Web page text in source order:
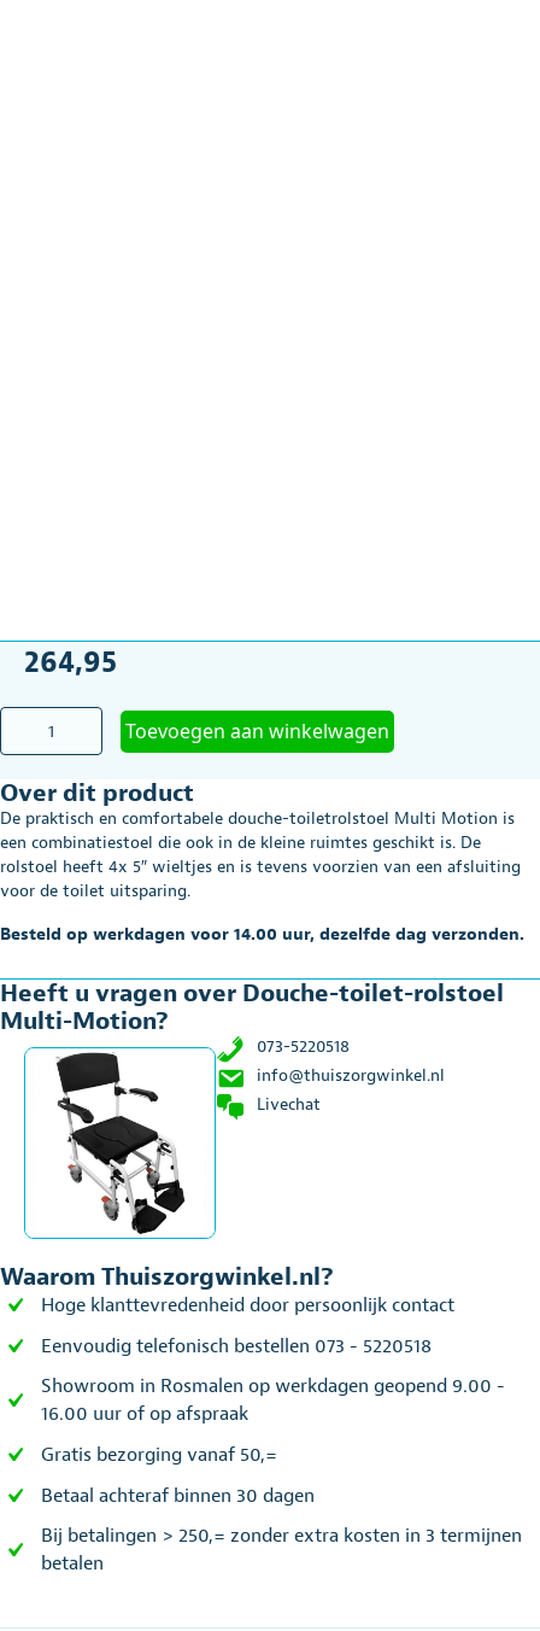
264,95
Douche-
Multi-
Motion
aantal
Toevoegen aan winkelwagen
Over dit product
De praktisch en comfortabele douche-toiletrolstoel Multi Motion is
een combinatiestoel die ook in de kleine ruimtes geschikt is. De
rolstoel heeft 4x 5″ wieltjes en is tevens voorzien van een afsluiting
voor de toilet uitsparing.
Besteld op werkdagen voor 14.00 uur, dezelfde dag verzonden.
Heeft u vragen over Douche-toilet-rolstoel
Multi-Motion?
073-5220518
info@thuiszorgwinkel.nl
Livechat
Waarom Thuiszorgwinkel.nl?
Hoge klanttevredenheid door persoonlijk contact
Eenvoudig telefonisch bestellen 073 - 5220518
Showroom in Rosmalen op werkdagen geopend 9.00 -
16.00 uur of op afspraak
Gratis bezorging vanaf 50,=
Betaal achteraf binnen 30 dagen
Bij betalingen > 250,= zonder extra kosten in 3 termijnen
betalen